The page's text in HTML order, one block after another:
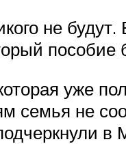
не
уже
семья не
в